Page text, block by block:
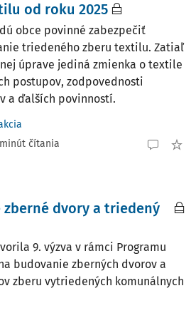
od roku 2025
obce povinné zabezpečiť
triedeného zberu textilu. Zatiaľ
úprave jediná zmienka o textile
postupov, zodpovednosti
a ďalších povinností.
čítania
dvory a triedený
9. výzva v rámci Programu
budovanie zberných dvorov a
zberu vytriedených komunálnych